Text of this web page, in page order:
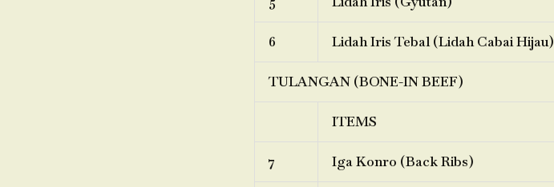
6 Lidah Iris Tebal (Lidah Cabai Hijau)
TULANGAN (BONE-IN BEEF)
ITEMS
7 Iga Konro (Back Ribs)